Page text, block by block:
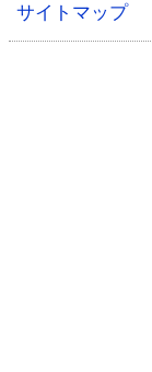
サイトマップ